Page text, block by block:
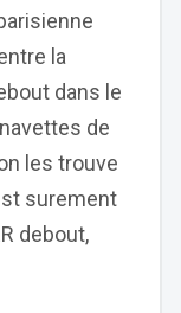
la
dans le
de
les trouve
surement
debout,